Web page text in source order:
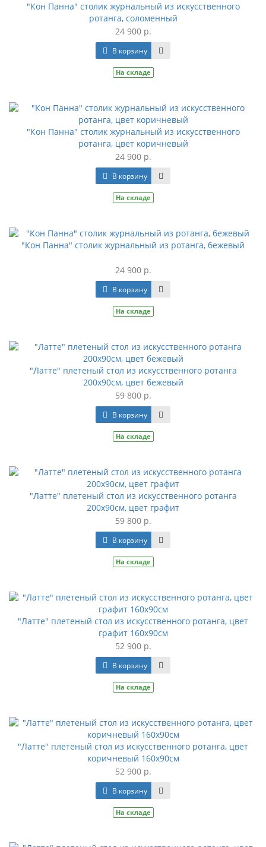
"Кон Панна" столик журнальный из искусственного
ротанга, соломенный
24 900 р.
В корзину
На складе
"Кон Панна" столик журнальный из искусственного
ротанга, цвет коричневый
24 900 р.
В корзину
На складе
"Кон Панна" столик журнальный из ротанга, бежевый
24 900 р.
В корзину
На складе
"Латте" плетеный стол из искусственного ротанга
200х90см, цвет бежевый
59 800 р.
В корзину
На складе
"Латте" плетеный стол из искусственного ротанга
200х90см, цвет графит
59 800 р.
В корзину
На складе
"Латте" плетеный стол из искусственного ротанга, цвет
графит 160х90см
52 900 р.
В корзину
На складе
"Латте" плетеный стол из искусственного ротанга, цвет
коричневый 160х90см
52 900 р.
В корзину
На складе